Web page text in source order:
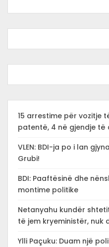
15 arrestime për vozitje
patentë, 4 në gjendje të
VLEN: BDI-ja po i lan
Grubi!
BDI: Paaftësinë dhe
montime politike
Netanyahu kundër
të jem kryeministër, nuk
Ylli Paçuku: Duam një